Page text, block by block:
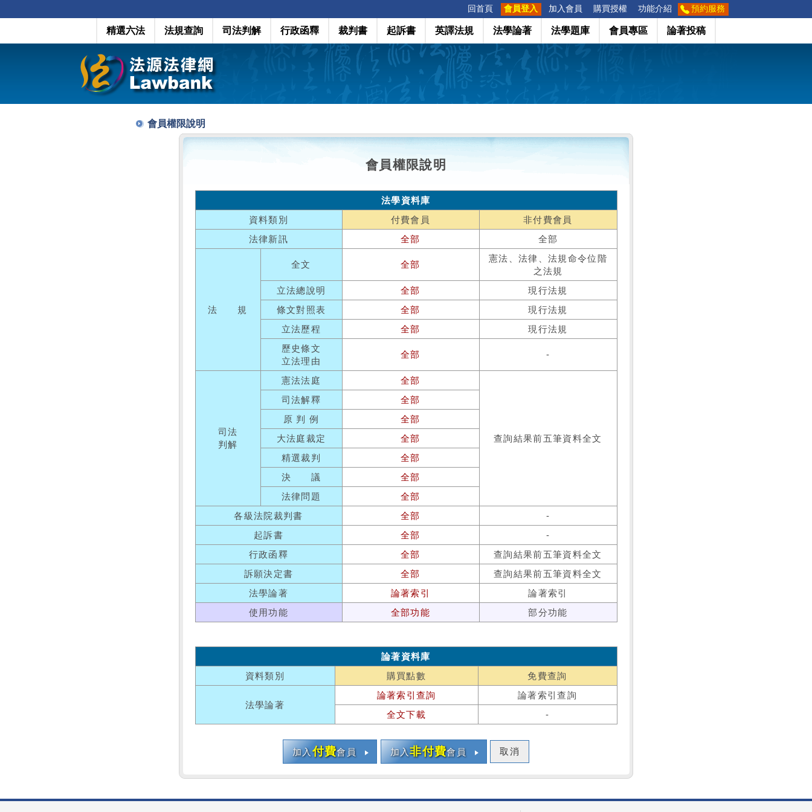
回首頁 會員登入 加入會員 購買授權 功能介紹 預約服務
精選六法 法規查詢 司法判解 行政函釋 裁判書 起訴書 英譯法規 法學論著 法學題庫 會員專區 論著投稿
會員權限說明
會員權限說明
法學資料庫
資料類別
付費會員
非付費會員
法律新訊
全部 全部
法 規
全文 全部
憲法、法律、法規命令位階
之法規
立法總說明
全部
現行法規
條文對照表
全部
現行法規
立法歷程
全部
現行法規
歷史條文
立法理由
全部 -
司法
判解
憲法法庭 全部
查詢結果前五筆資料全文
司法解釋
全部
原 判 例
全部
大法庭裁定
全部
精選裁判
全部
決 議
全部
法律問題
全部
各級法院裁判書
全部
-
起訴書
全部
-
行政函釋
全部
查詢結果前五筆資料全文
訴願決定書
全部
查詢結果前五筆資料全文
法學論著
論著索引
論著索引
使用功能
全部功能 部分功能
論著資料庫
資料類別
購買點數 免費查詢
法學論著
論著索引查詢
論著索引查詢
全文下載
-
加入付費會員 加入非付費會員 取消